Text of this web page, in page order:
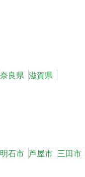
奈良県 滋賀県
明石市 芦屋市 三田市